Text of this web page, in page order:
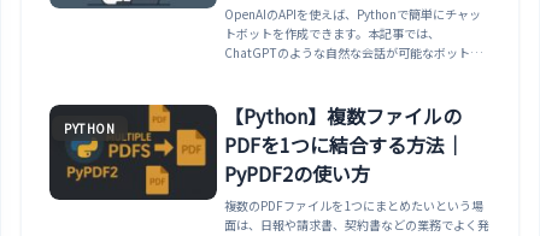
OpenAIのAPIを使えば、Pythonで簡単にチャッ
トボットを作成できます。本記事では、
ChatGPTのような自然な会話が可能なボット
PYTHON
【Python】複数ファイルの
PDFを1つに結合する方法｜
PyPDF2の使い方
複数のPDFファイルを1つにまとめたいという場
面は、日報や請求書、契約書などの業務でよく発